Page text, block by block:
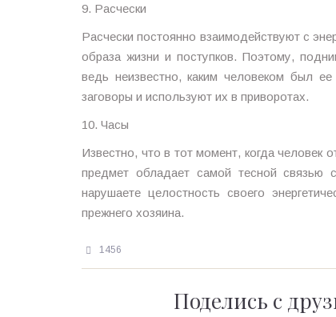
9. Расчески
Расчески постоянно взаимодействуют с
образа жизни и поступков. Поэтому,
ведь неизвестно, каким человеком был
заговоры и используют их в приворотах.
10. Часы
Известно, что в тот момент, когда человек
предмет обладает самой тесной связью
нарушаете целостность своего
прежнего хозяина.
1456
Поделись с